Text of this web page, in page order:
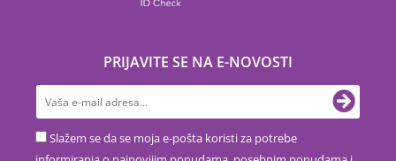
PRIJAVITE SE NA E-NOVOSTI
Slažem se da se moja e-pošta koristi za potrebe